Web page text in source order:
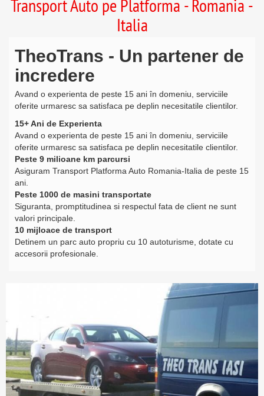
Transport Persoane Romania-Italia
Transport Mutari Complete
Transport Auto pe Platforma - Romania -
Italia
TheoTrans - Un partener de
incredere
Avand o experienta de peste 15 ani în domeniu, serviciile
oferite urmaresc sa satisfaca pe deplin necesitatile clientilor.
15+ Ani de Experienta
Avand o experienta de peste 15 ani în domeniu, serviciile
oferite urmaresc sa satisfaca pe deplin necesitatile clientilor.
Peste 9 milioane km parcursi
Asiguram Transport Platforma Auto Romania-Italia de peste 15
ani.
Peste 1000 de masini transportate
Siguranta, promptitudinea si respectul fata de client ne sunt
valori principale.
10 mijloace de transport
Detinem un parc auto propriu cu 10 autoturisme, dotate cu
accesorii profesionale.